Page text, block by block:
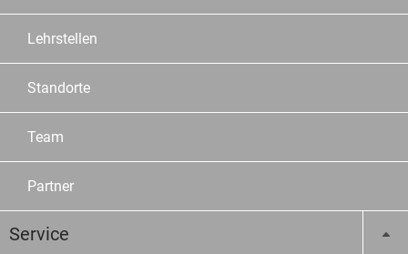
Lehrstellen
Standorte
Team
Partner
Service